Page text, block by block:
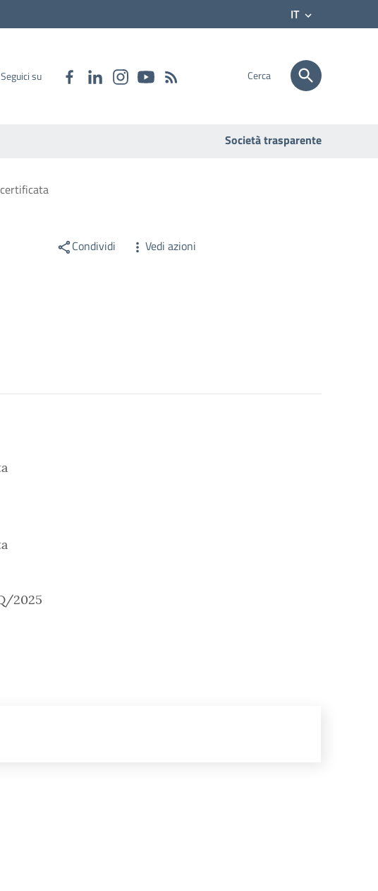
IT
Seguici su Cerca
Società trasparente
Condividi Vedi azioni
2025